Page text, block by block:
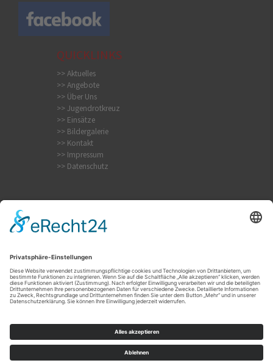
QUICKLINKS
>> Aktuelles
>> Angebote
>> Über Uns
>> Jugendrotkreuz
>> Einsätze
>> Bildergalerie
>> Kontakt
>> Impressum
>> Datenschutz
Internistischer Notfall